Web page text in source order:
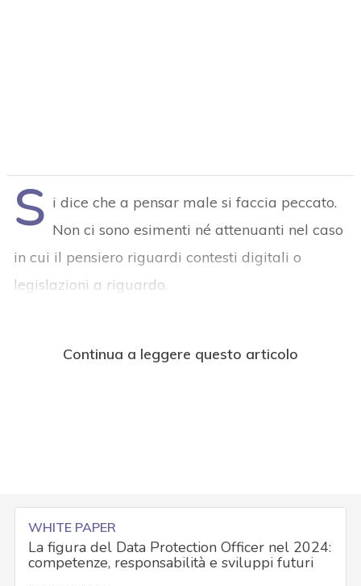
S i dice che a pensar male si faccia peccato.
Non ci sono esimenti né attenuanti nel caso
in cui il pensiero riguardi contesti digitali o
legislazioni a riguardo.
Continua a leggere questo articolo
WHITE PAPER
La figura del Data Protection Officer nel 2024:
competenze, responsabilità e sviluppi futuri